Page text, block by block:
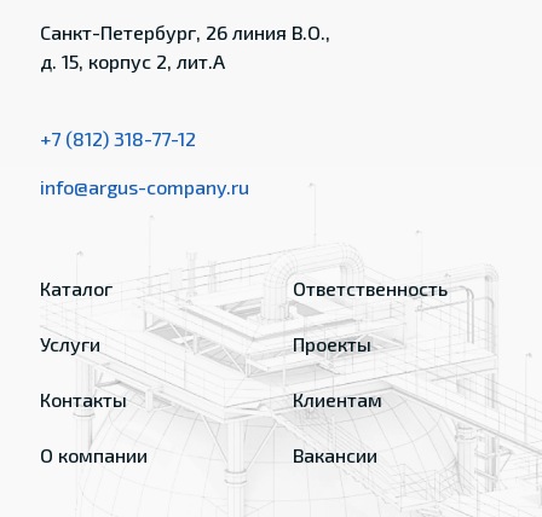
Санкт-Петербург, 26 линия В.О.,
д. 15, корпус 2, лит.А
+7 (812) 318-77-12
info@argus-company.ru
Каталог
Услуги
Контакты
О компании
Ответственность
Проекты
Клиентам
Вакансии